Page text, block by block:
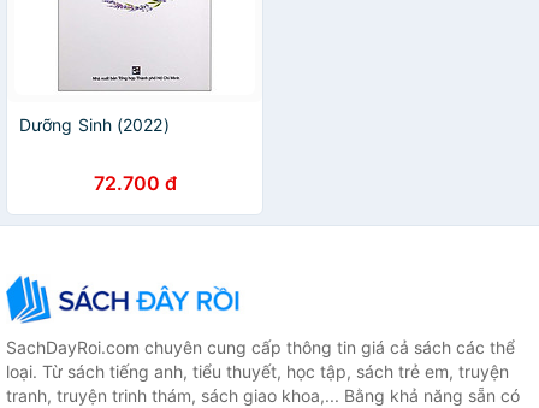
Dưỡng Sinh (2022)
72.700 đ
SachDayRoi.com chuyên cung cấp thông tin giá cả sách các thể
loại. Từ sách tiếng anh, tiểu thuyết, học tập, sách trẻ em, truyện
tranh, truyện trinh thám, sách giao khoa,... Bằng khả năng sẵn có